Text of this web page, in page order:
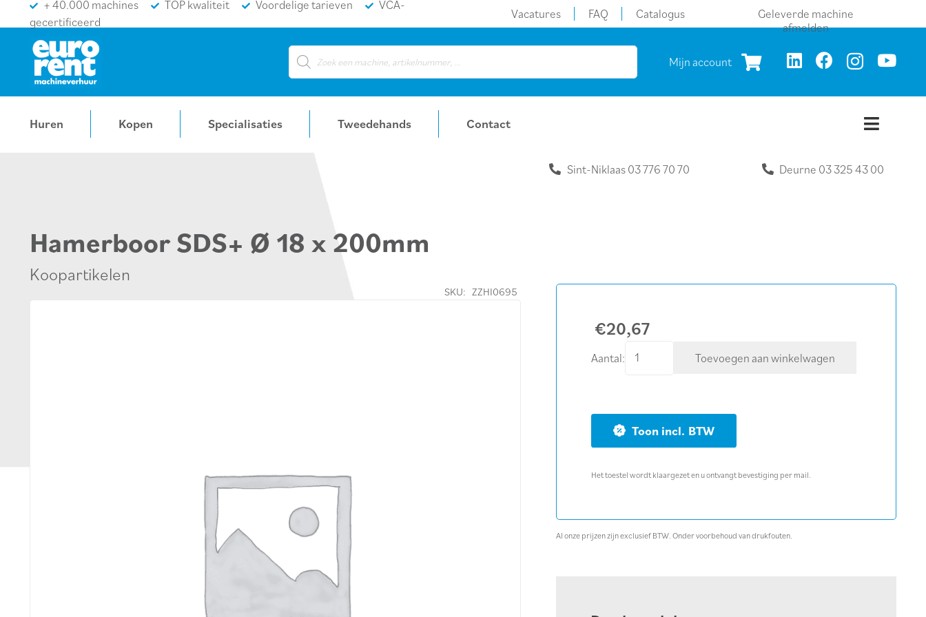
+ 40.000 machines TOP kwaliteit Voordelige tarieven
VCA-
gecertificeerd
Vacatures FAQ Catalogus
Geleverde machine
afmelden
Products
search Mijn account
Huren Kopen Specialisaties Tweedehands Contact
Sint-Niklaas 03 776 70 70 Deurne 03 325 43 00
Hamerboor SDS+ Ø 18 x 200mm
Koopartikelen
SKU: ZZHI0695
€20,67
Aantal:
Hamerboor
x
200mm
Toevoegen aan winkelwagen
BTW
Het toestel wordt klaargezet en u ontvangt bevestiging per mail.
Al onze prijzen zijn exclusief BTW. Onder voorbehoud van drukfouten.